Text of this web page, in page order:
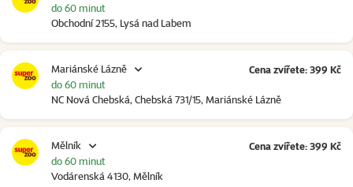
Obchodní 2155, Lysá nad Labem
do 60 minut
Mariánské Lázně
NC Nová Chebská, Chebská 731/15, Mariánské Lázně
do 60 minut
Cena zvířete: 399 Kč
Mělník
Vodárenská 4130, Mělník
do 60 minut
Cena zvířete: 399 Kč